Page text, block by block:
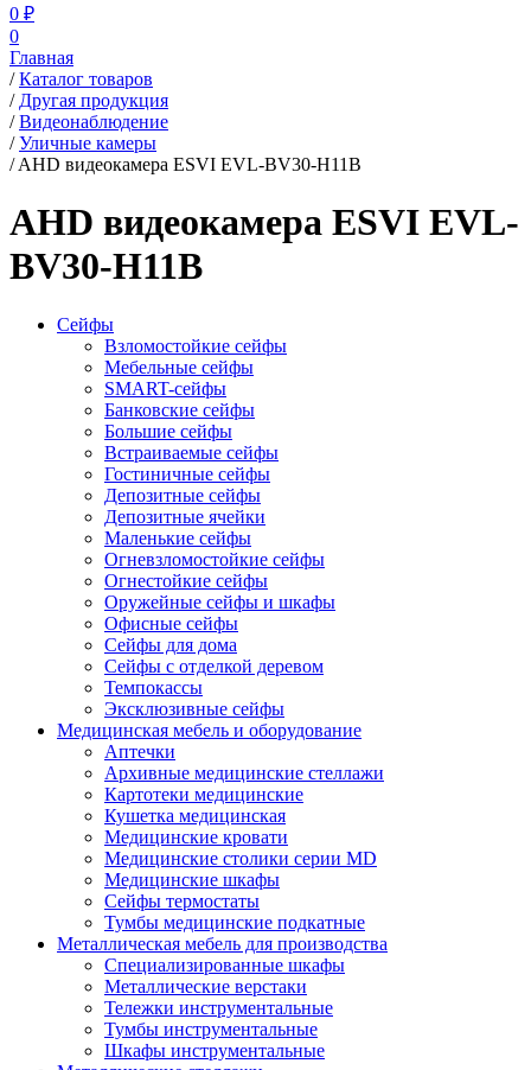
0 ₽
0
Главная
/ Каталог товаров
/ Другая продукция
/ Видеонаблюдение
/ Уличные камеры
/ AHD видеокамера ESVI EVL-BV30-H11B
AHD видеокамера ESVI EVL-
BV30-H11B
Сейфы
Взломостойкие сейфы
Мебельные сейфы
SMART-сейфы
Банковские сейфы
Большие сейфы
Встраиваемые сейфы
Гостиничные сейфы
Депозитные сейфы
Депозитные ячейки
Маленькие сейфы
Огневзломостойкие сейфы
Огнестойкие сейфы
Оружейные сейфы и шкафы
Офисные сейфы
Сейфы для дома
Сейфы с отделкой деревом
Темпокассы
Эксклюзивные сейфы
Медицинская мебель и оборудование
Аптечки
Архивные медицинские стеллажи
Картотеки медицинские
Кушетка медицинская
Медицинские кровати
Медицинские столики серии MD
Медицинские шкафы
Сейфы термостаты
Тумбы медицинские подкатные
Металлическая мебель для производства
Cпециализированные шкафы
Металлические верстаки
Тележки инструментальные
Тумбы инструментальные
Шкафы инструментальные